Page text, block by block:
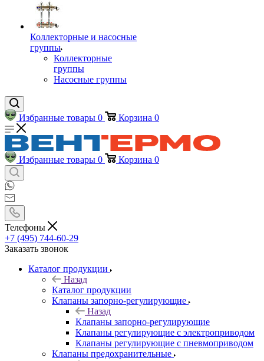
Коллекторные и насосные
группы
Коллекторные
группы
Насосные группы
Избранные товары 0 Корзина 0
Избранные товары 0 Корзина 0
Телефоны
+7 (495) 744-60-29
Заказать звонок
Каталог продукции
Назад
Каталог продукции
Клапаны запорно-регулирующие
Назад
Клапаны запорно-регулирующие
Клапаны регулирующие с электроприводом
Клапаны регулирующие с пневмоприводом
Клапаны предохранительные